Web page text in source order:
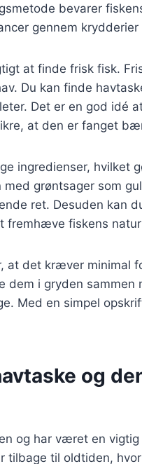
bevarer
gennem krydderier
at finde frisk fisk.
Du kan finde
Det er en god idé
at den er fanget
ingredienser, hvilket
grøntsager som
ret. Desuden kan
fremhæve fiskens
at det kræver minimal
i gryden sammen
Med en simpel
og
og har været en
tilbage til oldtiden,